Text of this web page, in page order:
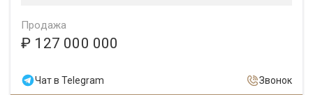
Продажа
₽ 127 000 000
Чат в Telegram Звонок